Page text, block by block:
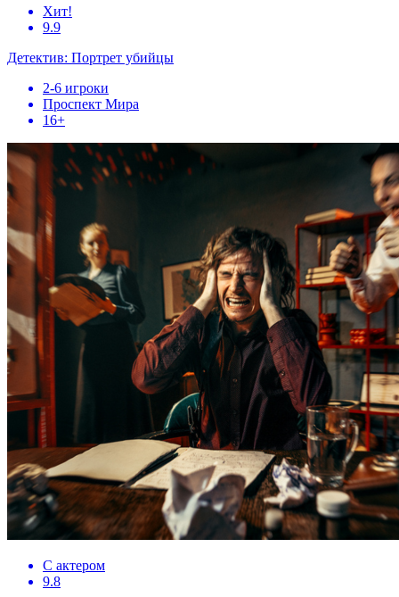
Хит!
9.9
Детектив: Портрет убийцы
2-6 игроки
Проспект Мира
16+
С актером
9.8